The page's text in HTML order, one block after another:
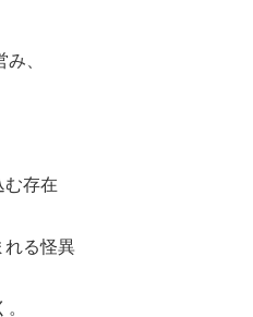
、
む存在
れる怪異